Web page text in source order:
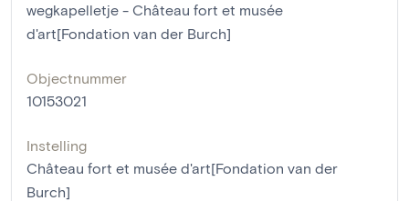
wegkapelletje - Château fort et musée
d'art[Fondation van der Burch]
Objectnummer
10153021
Instelling
Château fort et musée d'art[Fondation van der
Burch]